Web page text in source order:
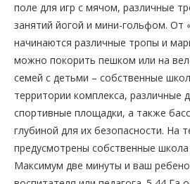
поле для игр с мячом, различные
занятий йогой и мини-гольфом. От
начинаются различные тропы и
можно покорить пешком или на
семей с детьми – собственные
территории комплекса, различные
спортивные площадки, а также
глубиной для их безопасности. На
предусмотрены собственные школа
Максимум две минуты и ваш